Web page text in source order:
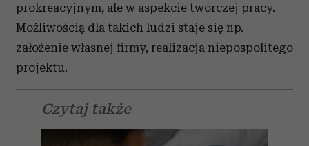
prokreacyjnym, ale w aspekcie twórczej pracy.
Możliwością dla takich ludzi staje się np.
założenie własnej firmy, realizacja niepospolitego
projektu.
Czytaj także